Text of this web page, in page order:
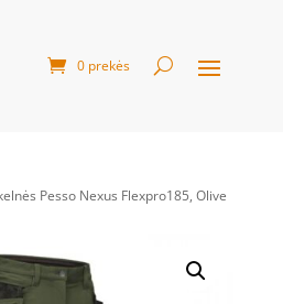
0 prekės
Pesso Nexus Flexpro185, Olive